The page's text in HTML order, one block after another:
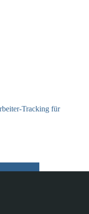
Tracking für